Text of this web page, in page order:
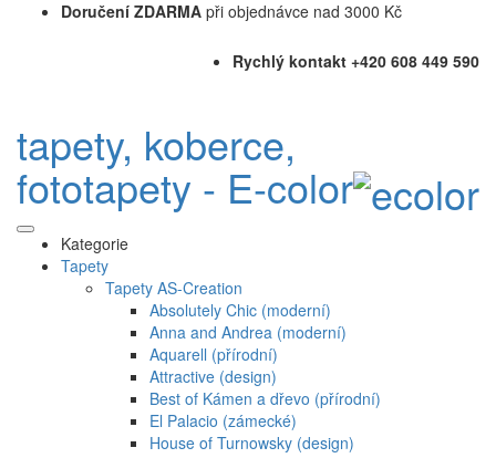
Doručení ZDARMA při objednávce nad 3000 Kč
Rychlý kontakt +420 608 449 590
tapety, koberce,
fototapety - E-color
Kategorie
Tapety
Tapety AS-Creation
Absolutely Chic (moderní)
Anna and Andrea (moderní)
Aquarell (přírodní)
Attractive (design)
Best of Kámen a dřevo (přírodní)
El Palacio (zámecké)
House of Turnowsky (design)